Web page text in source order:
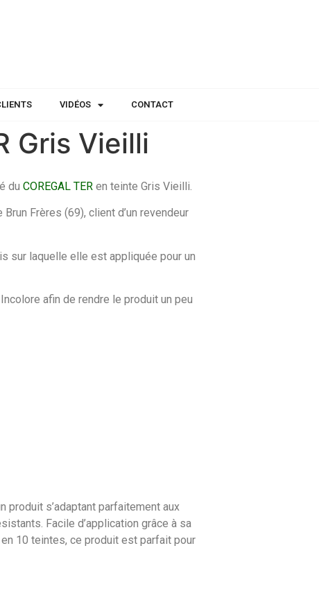
VIDÉOS CONTACT
Gris Vieilli
du COREGAL TER en teinte Gris Vieilli.
Frères (69), client d’un revendeur
sur laquelle elle est appliquée pour un
Incolore afin de rendre le produit un peu
produit s’adaptant parfaitement aux
Facile d’application grâce à sa
10 teintes, ce produit est parfait pour